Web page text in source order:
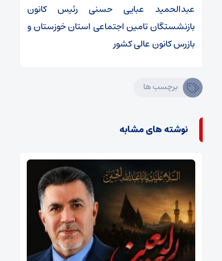
عبدالحمید عبایی حسنی رئیس کانون
بازنشستگان تامین اجتماعی استان خوزستان و
بازرس کانون عالی کشور
برچسب ها
نوشته های مشابه